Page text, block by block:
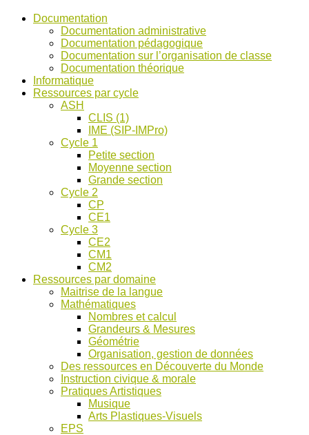
Bancs
d’Ecole
pour
discussions
Documentation
Documentation administrative
Documentation pédagogique
Documentation sur l’organisation de classe
Documentation théorique
Informatique
Ressources par cycle
ASH
CLIS (1)
IME (SIP-IMPro)
Cycle 1
Petite section
Moyenne section
Grande section
Cycle 2
CP
CE1
Cycle 3
CE2
CM1
CM2
Ressources par domaine
Maitrise de la langue
Mathématiques
Nombres et calcul
Grandeurs & Mesures
Géométrie
Organisation, gestion de données
Des ressources en Découverte du Monde
Instruction civique & morale
Pratiques Artistiques
Musique
Arts Plastiques-Visuels
EPS